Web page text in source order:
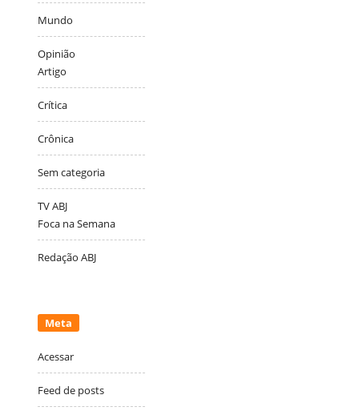
Mundo
Opinião
Artigo
Crítica
Crônica
Sem categoria
TV ABJ
Foca na Semana
Redação ABJ
Meta
Acessar
Feed de posts